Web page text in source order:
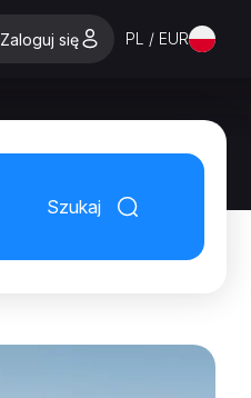
Zaloguj się PL / EUR
Szukaj